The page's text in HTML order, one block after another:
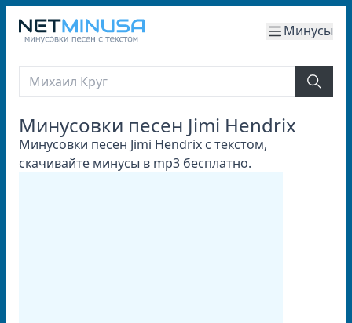
Минусы
Минусовки песен Jimi Hendrix
Минусовки песен Jimi Hendrix с текстом,
скачивайте минусы в mp3 бесплатно.